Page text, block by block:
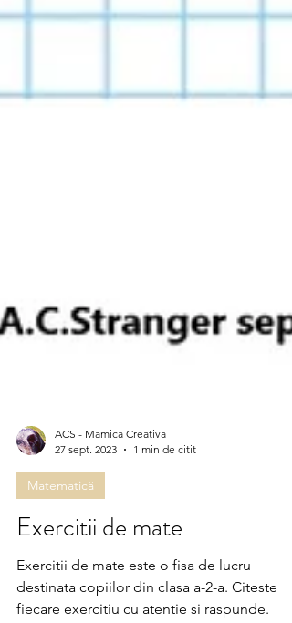
ACS - Mamica Creativa
27 sept. 2023
Matematică
Exercitii de mate
Exercitii de mate este o fisa de lucru